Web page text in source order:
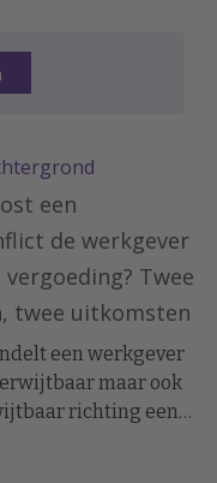
een
de werkgever
Twee
twee uitkomsten
een werkgever
maar ook
richting een